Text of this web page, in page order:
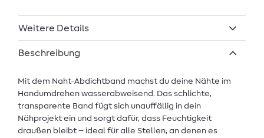
Weitere Details
Beschreibung
Mit dem Naht-Abdichtband machst du deine Nähte im
Handumdrehen wasserabweisend. Das schlichte,
transparente Band fügt sich unauffällig in dein
Nähprojekt ein und sorgt dafür, dass Feuchtigkeit
draußen bleibt – ideal für alle Stellen, an denen es